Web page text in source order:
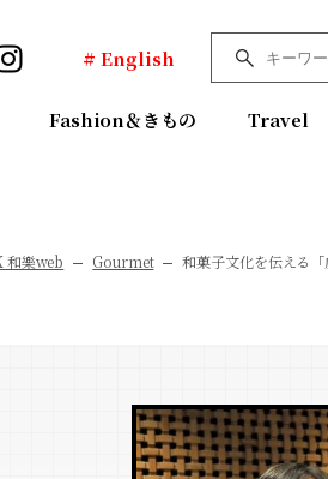
# English
Fashion＆きもの Travel
和樂web Gourmet 和菓子文化を伝える